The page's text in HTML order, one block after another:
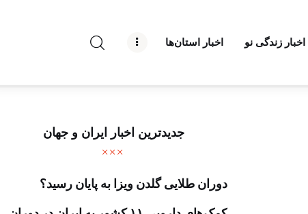
اخبار زندگی نو اخبار استان‌ها
درباره راه‌ نو نیوز
تبلیغات راه نو نیوز
جدیدترین اخبار ایران و جهان
دوران طلایی گلدن ویزا به پایان رسید؟